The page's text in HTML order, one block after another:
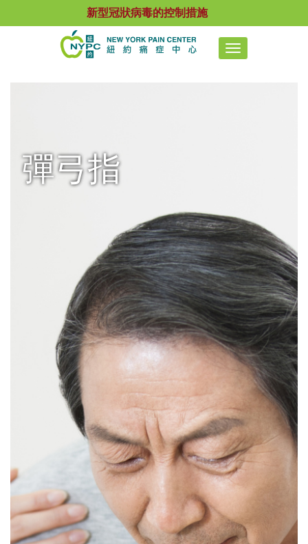
新型冠狀病毒的控制措施
Toggle
彈弓指